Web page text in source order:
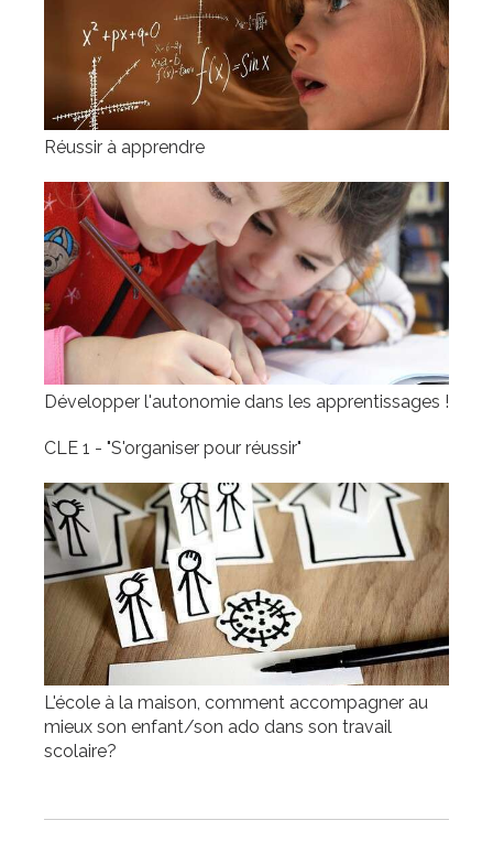
Réussir à apprendre
Développer l'autonomie dans les apprentissages !
CLE 1 - "S'organiser pour réussir"
L'école à la maison, comment accompagner au
mieux son enfant/son ado dans son travail
scolaire?